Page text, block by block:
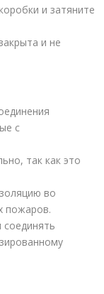
и затяните
и не
с
так как это
во
пожаров.